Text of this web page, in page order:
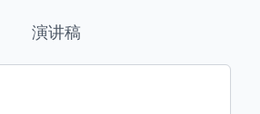
演讲稿